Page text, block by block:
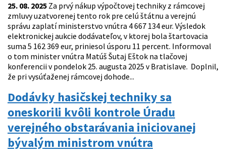
25. 08. 2025 Za prvý nákup výpočtovej techniky z rámcovej
zmluvy uzatvorenej tento rok pre celú štátnu a verejnú
správu zaplatí ministerstvo vnútra 4 667 134 eur. Výsledok
elektronickej aukcie dodávateľov, v ktorej bola štartovacia
suma 5 162 369 eur, priniesol úsporu 11 percent. Informoval
o tom minister vnútra Matúš Šutaj Eštok na tlačovej
konferencii v pondelok 25. augusta 2025 v Bratislave. Doplnil,
že pri vysúťaženej rámcovej dohode...
Dodávky hasičskej techniky sa
oneskorili kvôli kontrole Úradu
verejného obstarávania iniciovanej
bývalým ministrom vnútra